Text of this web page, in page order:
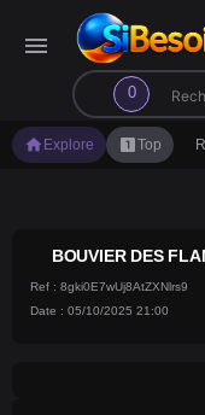
menu
0
search
home Explore looks_oneTop
BOUVIER DES
Ref : 8gki0E7wUj8AtZXNlrs9
Date : 05/10/2025 21:00